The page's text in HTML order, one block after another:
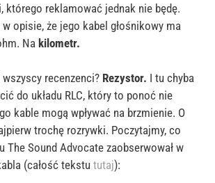
którego reklamować jednak nie będę.
w opisie, że jego kabel głośnikowy ma
Na kilometr.
recenzenci? Rezystor. I tu chyba
do układu RLC, który to ponoć nie
kable mogą wpływać na brzmienie. O
trochę rozrywki. Poczytajmy, co
The Sound Advocate zaobserwował w
(całość tekstu tutaj):